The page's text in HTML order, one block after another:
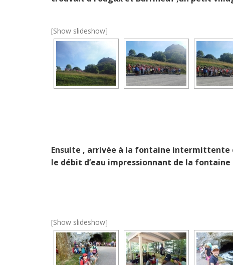
[Show slideshow]
Ensuite , arrivée à la fontaine intermittente
le débit d’eau impressionnant de la fontaine
[Show slideshow]